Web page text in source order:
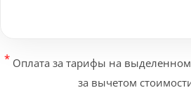
* Оплата за тарифы на
за вычетом